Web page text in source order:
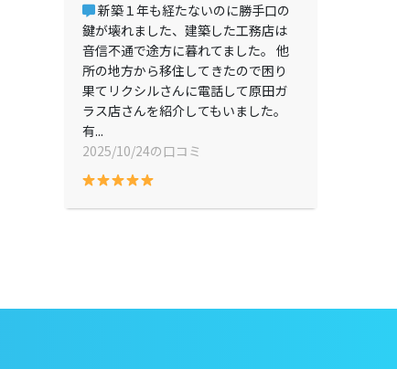
新築１年も経たないのに勝手口の
鍵が壊れました、建築した工務店は
音信不通で途方に暮れてました。 他
所の地方から移住してきたので困り
果てリクシルさんに電話して原田ガ
ラス店さんを紹介してもいました。
有...
2025/10/24の口コミ